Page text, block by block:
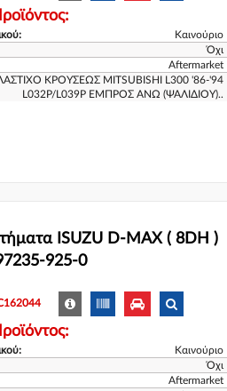
Καινούριο
Όχι
Aftermarket
ΚΡΟΥΣΕΩΣ MITSUBISHI L300 '86-'94
L032P/L039P ΕΜΠΡΟΣ ΑΝΩ (ΨΑΛΙΔΙΟΥ)..
ISUZU D-MAX ( 8DH )
925-0
Καινούριο
Όχι
Aftermarket